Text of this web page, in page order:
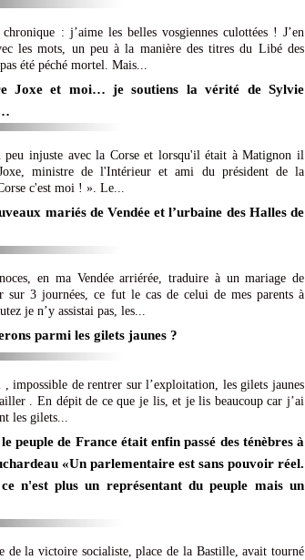
: j’aime les belles vosgiennes culottées ! J’en
les mots, un peu à la manière des titres du Libé des
été péché mortel. Mais...
Joxe et moi… je soutiens la vérité de Sylvie
injuste avec la Corse et lorsqu'il était à Matignon il
ministre de l'Intérieur et ami du président de la
c'est moi ! ». Le...
mariés de Vendée et l’urbaine des Halles de
en ma Vendée arriérée, traduire à un mariage de
sur 3 journées, ce fut le cas de celui de mes parents à
je n’y assistai pas, les...
parmi les gilets jaunes ?
impossible de rentrer sur l’exploitation, les gilets jaunes
. En dépit de ce que je lis, et je lis beaucoup car j’ai
les gilets...
peuple de France était enfin passé des ténèbres à
«Un parlementaire est sans pouvoir réel.
n'est plus un représentant du peuple mais un
de la victoire socialiste, place de la Bastille, avait tourné